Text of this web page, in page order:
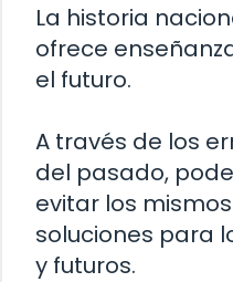
La historia
ofrece
el futuro.
A través de los
del pasado,
evitar los
soluciones para
y futuros.